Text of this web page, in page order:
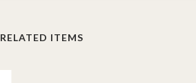
RELATED ITEMS